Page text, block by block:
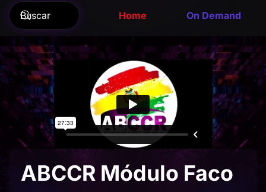
Home On Demand
ABCCR Módulo Faco